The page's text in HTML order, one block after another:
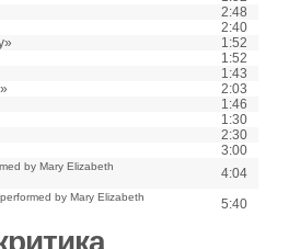
2:48
2:40
1:52
1:52
1:43
2:03
1:46
1:30
2:30
3:00
by Mary Elizabeth
4:04
by Mary Elizabeth
5:40